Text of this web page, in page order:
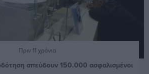
Πριν 11 χρόνια
σπεύδουν 150.000 ασφαλισμένοι